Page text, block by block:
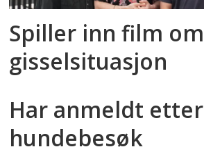
Spiller inn film om
gisselsituasjon
Har anmeldt etter
hundebesøk